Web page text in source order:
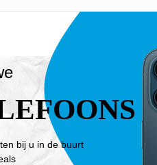
bij u in de buurt